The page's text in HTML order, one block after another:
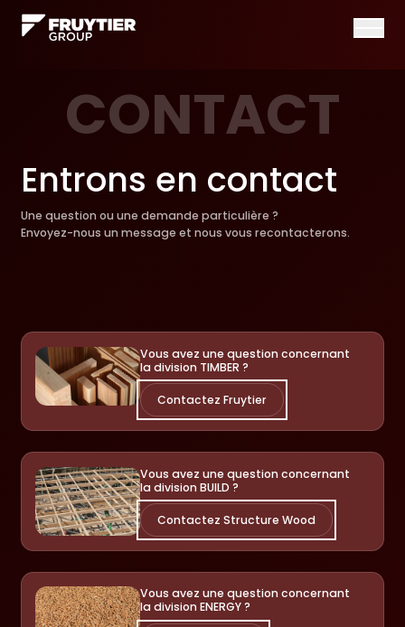
CONTACT
Entrons en contact
Une question ou une demande particulière ?
Envoyez-nous un message et nous vous recontacterons.
Vous avez une question concernant
la division TIMBER ?
Contactez Fruytier
Vous avez une question concernant
la division BUILD ?
Contactez Structure Wood
Vous avez une question concernant
la division ENERGY ?